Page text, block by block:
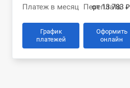
Платеж в месяц
от 13 783 ₽
Переплата
График
платежей
Оформить
онлайн